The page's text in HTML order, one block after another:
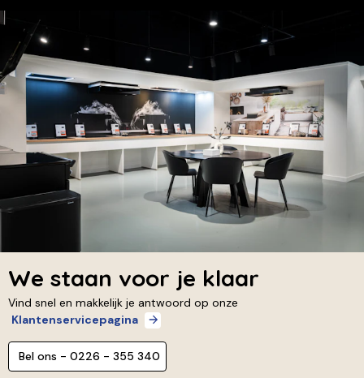
We staan voor je klaar
Vind snel en makkelijk je antwoord op onze
Klantenservicepagina
Bel ons - 0226 - 355 340